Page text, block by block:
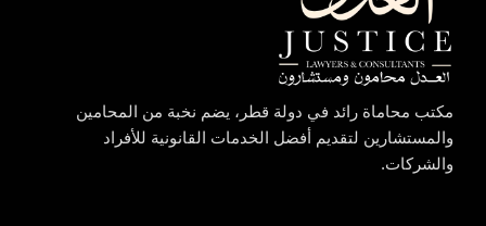
مكتب محاماة رائد في دولة قطر، يضم نخبة من المحامين
والمستشارين لتقديم أفضل الخدمات القانونية للأفراد
والشركات.